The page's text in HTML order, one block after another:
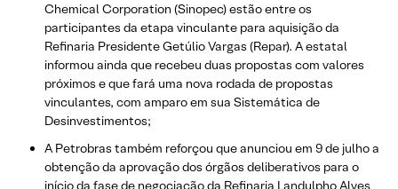
Chemical Corporation (Sinopec) estão entre os
participantes da etapa vinculante para aquisição da
Refinaria Presidente Getúlio Vargas (Repar). A estatal
informou ainda que recebeu duas propostas com valores
próximos e que fará uma nova rodada de propostas
vinculantes, com amparo em sua Sistemática de
Desinvestimentos;
A Petrobras também reforçou que anunciou em 9 de julho a
obtenção da aprovação dos órgãos deliberativos para o
início da fase de negociação da Refinaria Landulpho Alves